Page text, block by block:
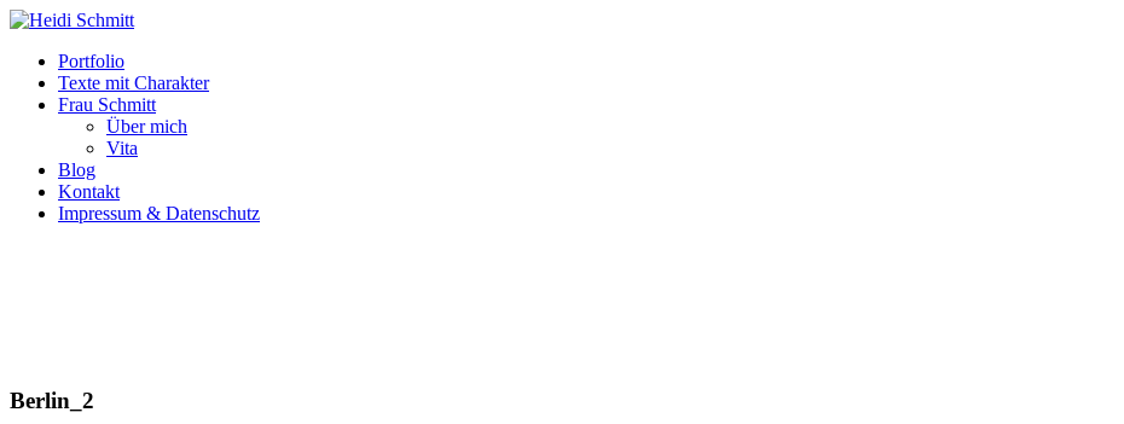
Portfolio
Texte mit Charakter
Frau Schmitt
Über mich
Vita
Blog
Kontakt
Impressum & Datenschutz
Berlin_2